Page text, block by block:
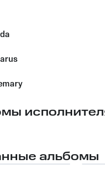
альбомы